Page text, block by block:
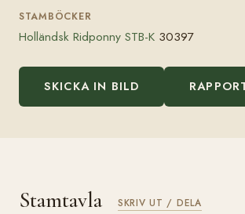
STAMBÖCKER
Holländsk Ridponny STB-K 30397
SKICKA IN BILD
Stamtavla SKRIV UT / DELA